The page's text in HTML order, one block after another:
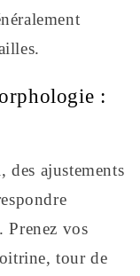
:
des ajustements
Prenez vos
tour de